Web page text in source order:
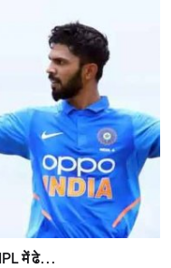
में ढे...